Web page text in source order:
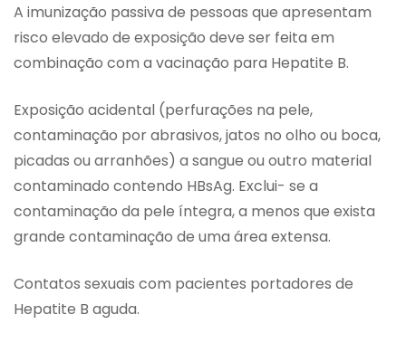
A imunização passiva de pessoas que apresentam
risco elevado de exposição deve ser feita em
combinação com a vacinação para Hepatite B.
Exposição acidental (perfurações na pele,
contaminação por abrasivos, jatos no olho ou boca,
picadas ou arranhões) a sangue ou outro material
contaminado contendo HBsAg. Exclui- se a
contaminação da pele íntegra, a menos que exista
grande contaminação de uma área extensa.
Contatos sexuais com pacientes portadores de
Hepatite B aguda.